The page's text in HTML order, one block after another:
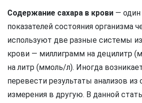
Содержание сахара в крови —
показателей состояния организма
используют две разные системы
крови — миллиграмм на децилитр
на литр (ммоль/л). Иногда
перевести результаты анализов
измерения в другую. В данной